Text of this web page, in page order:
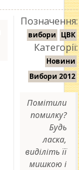
Позначення:
вибори ЦВК
Категорії:
Новини
Вибори 2012
Помітили
помилку?
Будь
ласка,
виділіть її
мишкою і